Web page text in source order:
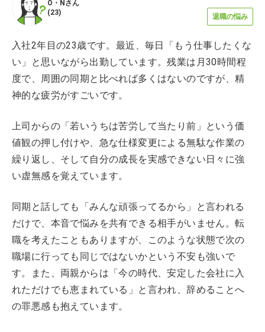
O・N さん
(23) 退職の悩み
入社2年目の23歳です。最近、毎日「もう仕事したくな
い」と思いながら出勤しています。残業は月30時間程
度で、周囲の同期と比べれば多くはないのですが、精
神的な疲労がすごいです。
上司からの「若いうちは苦労して当たり前」という価
値観の押し付けや、急な仕様変更による無駄な作業の
繰り返し、そして自分の成長を実感できない日々に強
い虚無感を覚えています。
同期と話しても「みんな頑張ってるから」と言われる
だけで、本音で悩みを共有できる相手がいません。転
職を考えたこともありますが、このような状態で次の
職場に行っても同じではないかという不安も強いで
す。また、両親からは「今の時代、安定した会社に入
れただけでも恵まれている」と言われ、辞めることへ
の罪悪感も抱えています。